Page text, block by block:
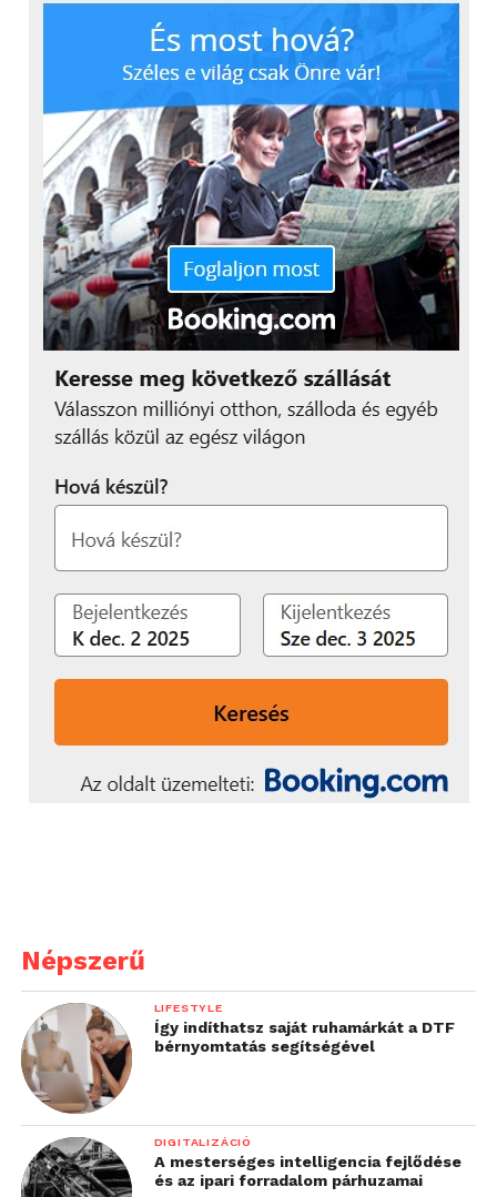
Népszerű
LIFESTYLE
Így indíthatsz saját ruhamárkát a DTF
bérnyomtatás segítségével
DIGITALIZÁCIÓ
A mesterséges intelligencia fejlődése
és az ipari forradalom párhuzamai